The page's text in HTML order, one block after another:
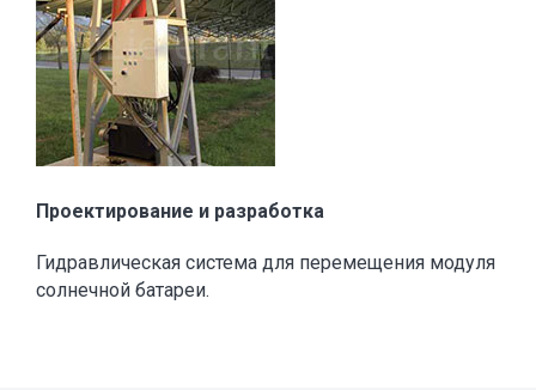
Проектирование и разработка
Гидравлическая система для перемещения модуля
солнечной батареи.